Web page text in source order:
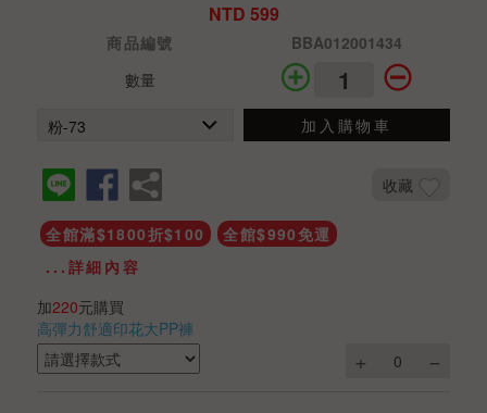
NTD 599
商品編號
BBA012001434
數量
加入購物車
收藏
全館滿$1800折$100
全館$990免運
...詳細內容
加220元購買
高彈力舒適印花大PP褲